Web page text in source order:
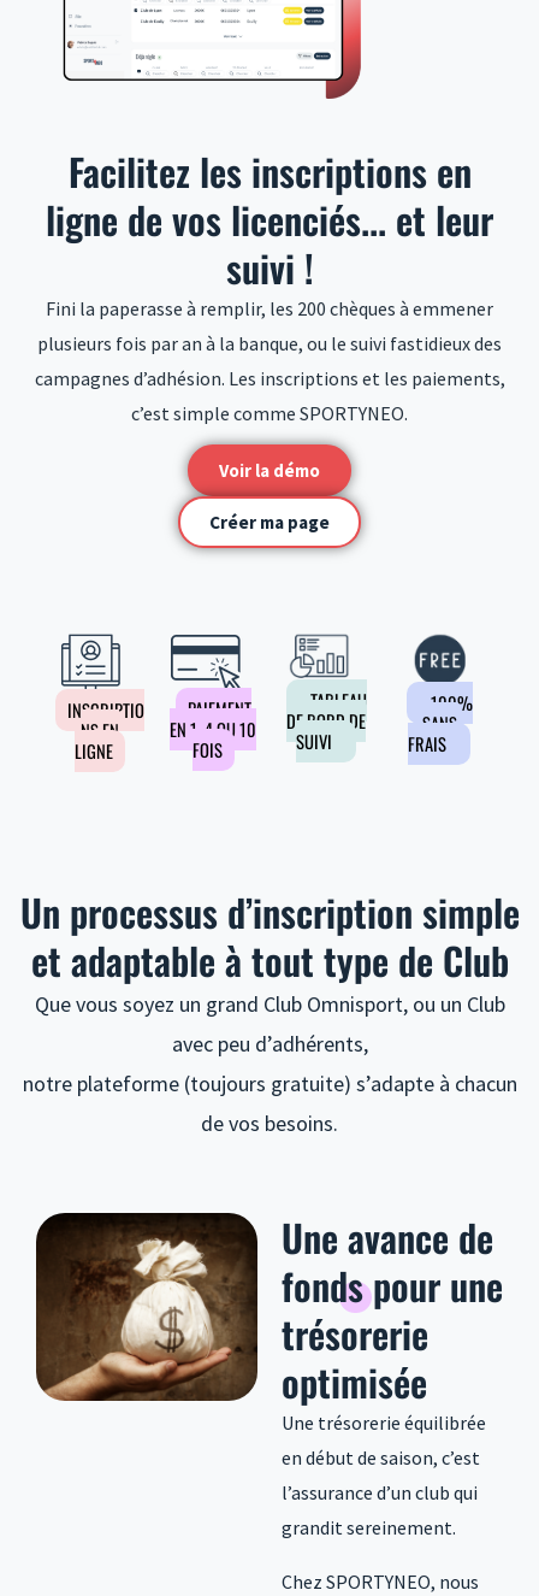
Facilitez les inscriptions en
ligne de vos licenciés... et leur
suivi !
Fini la paperasse à remplir, les 200 chèques à emmener
plusieurs fois par an à la banque, ou le suivi fastidieux des
campagnes d’adhésion. Les inscriptions et les paiements,
c’est simple comme SPORTYNEO.
Voir la démo
Créer ma page
INSCRIPTIO
NS EN
LIGNE
PAIEMENT
EN 1, 4 OU 10
FOIS
TABLEAU
DE BORD DE
SUIVI
100%
SANS
FRAIS
Un processus d’inscription simple
et adaptable à tout type de Club
Que vous soyez un grand Club Omnisport, ou un Club
avec peu d’adhérents,
notre plateforme (toujours gratuite) s’adapte à chacun
de vos besoins.
Uneavance de
fondspour une
trésorerie
optimisée
Une trésorerie équilibrée
en début de saison, c’est
l’assurance d’un club qui
grandit sereinement.
Chez SPORTYNEO, nous